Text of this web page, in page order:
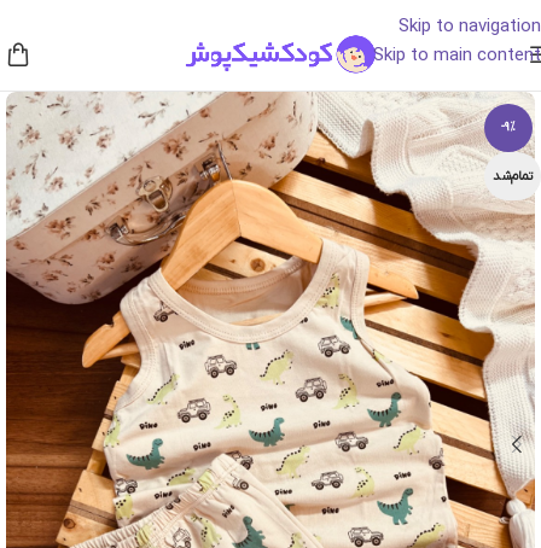
Skip to navigation
Skip to main content
-9%
تمام‌شد